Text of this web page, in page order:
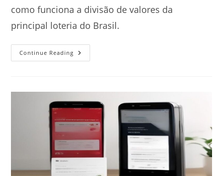
como funciona a divisão de valores da
principal loteria do Brasil.
Continue Reading Acertar
3
Ganha
Quanto?
Veja
Regras